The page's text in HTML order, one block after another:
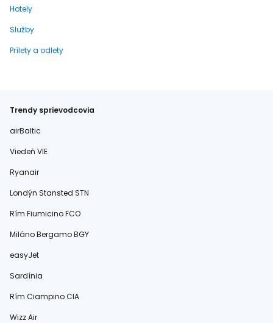
Hotely
Služby
Prílety a odlety
Trendy sprievodcovia
airBaltic
Viedeň VIE
Ryanair
Londýn Stansted STN
Rím Fiumicino FCO
Miláno Bergamo BGY
easyJet
Sardínia
Rím Ciampino CIA
Wizz Air